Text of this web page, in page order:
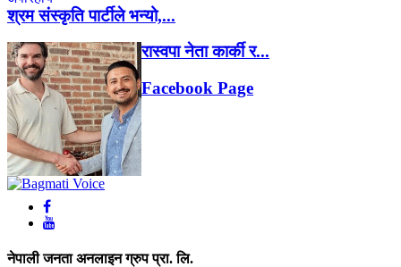
श्रम संस्कृति पार्टीले भन्यो,...
रास्वपा नेता कार्की र...
Facebook Page
नेपाली जनता अनलाइन ग्रुप प्रा. लि.